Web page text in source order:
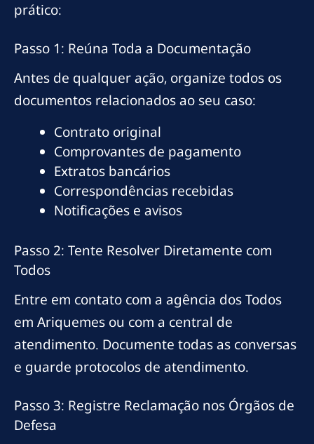
prático:
Passo 1: Reúna Toda a Documentação
Antes de qualquer ação, organize todos os
documentos relacionados ao seu caso:
Contrato original
Comprovantes de pagamento
Extratos bancários
Correspondências recebidas
Notificações e avisos
Passo 2: Tente Resolver Diretamente com
Todos
Entre em contato com a agência dos Todos
em Ariquemes ou com a central de
atendimento. Documente todas as conversas
e guarde protocolos de atendimento.
Passo 3: Registre Reclamação nos Órgãos de
Defesa